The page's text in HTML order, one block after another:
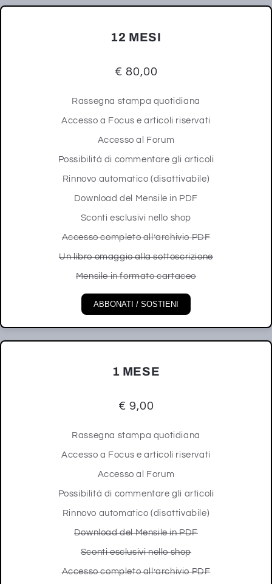
12 MESI
€ 80,00
Rassegna stampa quotidiana
Accesso a Focus e articoli riservati
Accesso al Forum
Possibilità di commentare gli articoli
Rinnovo automatico (disattivabile)
Download del Mensile in PDF
Sconti esclusivi nello shop
Accesso completo all’archivio PDF
Un libro omaggio alla sottoscrizione
Mensile in formato cartaceo
ABBONATI / SOSTIENI
1 MESE
€ 9,00
Rassegna stampa quotidiana
Accesso a Focus e articoli riservati
Accesso al Forum
Possibilità di commentare gli articoli
Rinnovo automatico (disattivabile)
Download del Mensile in PDF
Sconti esclusivi nello shop
Accesso completo all’archivio PDF